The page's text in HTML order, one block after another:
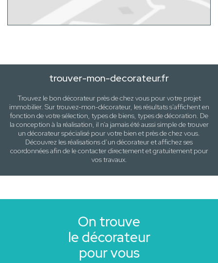
trouver-mon-decorateur.fr
Trouvez le bon décorateur près dechez vouspour votre projet
immobilier. Sur trouvez-mon-décorateur, les résultats s’affichent en
fonction de votre sélection, types de biens, types de décoration. De
la conception à la réalisation, il n’a jamais été aussi simple de trouver
un décorateur spécialisé pour votre bien et près dechez vous.
Découvrez les réalisations d’un décorateur et affichez ses
coordonnées afin de le contacter directement et gratuitement pour
vos travaux.
On trouve
le décorateur
pour vous